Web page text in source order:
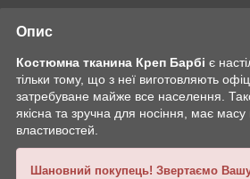
Опис
Костюмна тканина Креп Барбі є
тільки тому, що з неї виготовляють
затребуване майже все населення.
якісна та зручна для носіння, має масу
властивостей.
Шановний покупець! Звертаємо